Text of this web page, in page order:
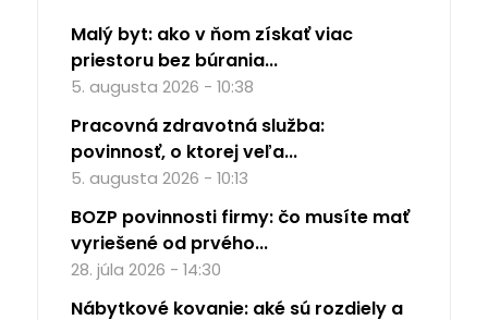
Malý byt: ako v ňom získať viac
priestoru bez búrania...
5. augusta 2026 - 10:38
Pracovná zdravotná služba:
povinnosť, o ktorej veľa...
5. augusta 2026 - 10:13
BOZP povinnosti firmy: čo musíte mať
vyriešené od prvého...
28. júla 2026 - 14:30
Nábytkové kovanie: aké sú rozdiely a